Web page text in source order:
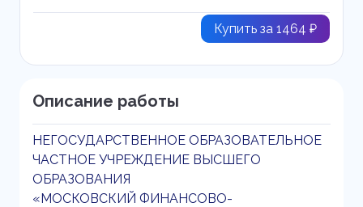
Купить за 1464 ₽
Описание работы
НЕГОСУДАРСТВЕННОЕ ОБРАЗОВАТЕЛЬНОЕ
ЧАСТНОЕ УЧРЕЖДЕНИЕ ВЫСШЕГО
ОБРАЗОВАНИЯ
«МОСКОВСКИЙ ФИНАНСОВО-